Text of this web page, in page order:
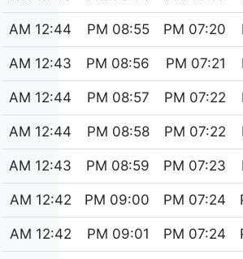
07:20 PM
08:55 PM
12:44 AM
07:21 PM
08:56 PM
12:43 AM
07:22 PM
08:57 PM
12:44 AM
07:22 PM
08:58 PM
12:44 AM
07:23 PM
08:59 PM
12:43 AM
07:24 PM
09:00 PM
12:42 AM
07:24 PM
09:01 PM
12:42 AM